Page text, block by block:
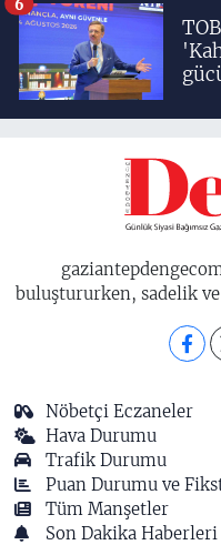
buluştururken, sadelik
Nöbetçi Eczaneler
Hava Durumu
Trafik Durumu
Puan Durumu ve
Tüm Manşetler
Son Dakika Haberleri